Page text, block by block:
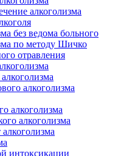
алкоголизма
без ведома больного
по методу Шичко
отравления
алкоголизма
алкоголизма
алкоголизма
интоксикации